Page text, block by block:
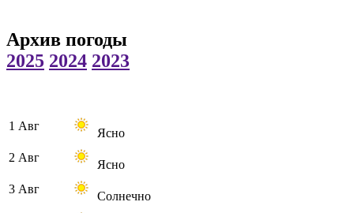
Архив погоды
2025 2024 2023
1 Авг
Ясно
2 Авг
Ясно
3 Авг
Солнечно